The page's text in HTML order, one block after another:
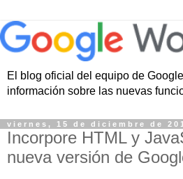
El blog oficial del equipo de
información sobre las nuevas
viernes, 15 de diciembre de
Incorpore HTML y
nueva versión de